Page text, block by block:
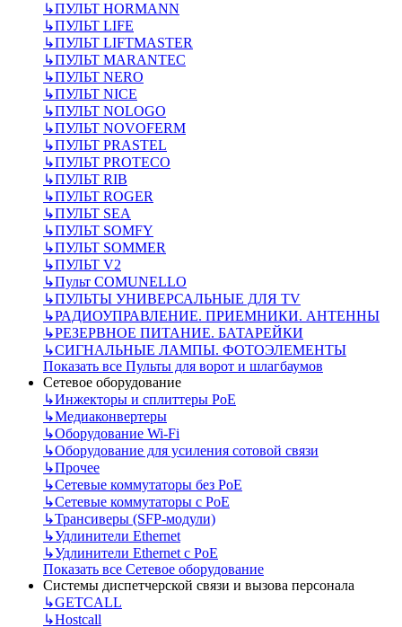
↳ПУЛЬТ HORMANN
↳ПУЛЬТ LIFE
↳ПУЛЬТ LIFTMASTER
↳ПУЛЬТ MARANTEC
↳ПУЛЬТ NERO
↳ПУЛЬТ NICE
↳ПУЛЬТ NOLOGO
↳ПУЛЬТ NOVOFERM
↳ПУЛЬТ PRASTEL
↳ПУЛЬТ PROTECO
↳ПУЛЬТ RIB
↳ПУЛЬТ ROGER
↳ПУЛЬТ SEA
↳ПУЛЬТ SOMFY
↳ПУЛЬТ SOMMER
↳ПУЛЬТ V2
↳Пульт СOMUNELLO
↳ПУЛЬТЫ УНИВЕРСАЛЬНЫЕ ДЛЯ TV
↳РАДИОУПРАВЛЕНИЕ. ПРИЕМНИКИ. АНТЕННЫ
↳РЕЗЕРВНОЕ ПИТАНИЕ. БАТАРЕЙКИ
↳СИГНАЛЬНЫЕ ЛАМПЫ. ФОТОЭЛЕМЕНТЫ
Показать все Пульты для ворот и шлагбаумов
Сетевое оборудование
↳Инжекторы и сплиттеры РоЕ
↳Медиаконвертеры
↳Оборудование Wi-Fi
↳Оборудование для усиления сотовой связи
↳Прочее
↳Сетевые коммутаторы без РоЕ
↳Сетевые коммутаторы с РоЕ
↳Трансиверы (SFP-модули)
↳Удлинители Ethernet
↳Удлинители Ethernet с PoE
Показать все Сетевое оборудование
Системы диспетчерской связи и вызова персонала
↳GETCALL
↳Hostcall